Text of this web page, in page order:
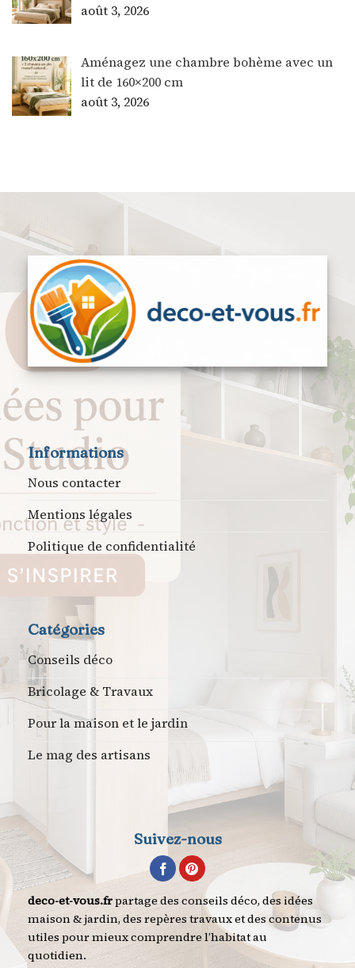
août 3, 2026
Aménagez une chambre bohème avec un
lit de 160×200 cm
août 3, 2026
Informations
Nous contacter
Mentions légales
Politique de confidentialité
Catégories
Conseils déco
Bricolage & Travaux
Pour la maison et le jardin
Le mag des artisans
Suivez-nous
deco-et-vous.frpartage des conseils déco, des idées
maison & jardin, des repères travaux et des contenus
utiles pour mieux comprendre l’habitat au
quotidien.